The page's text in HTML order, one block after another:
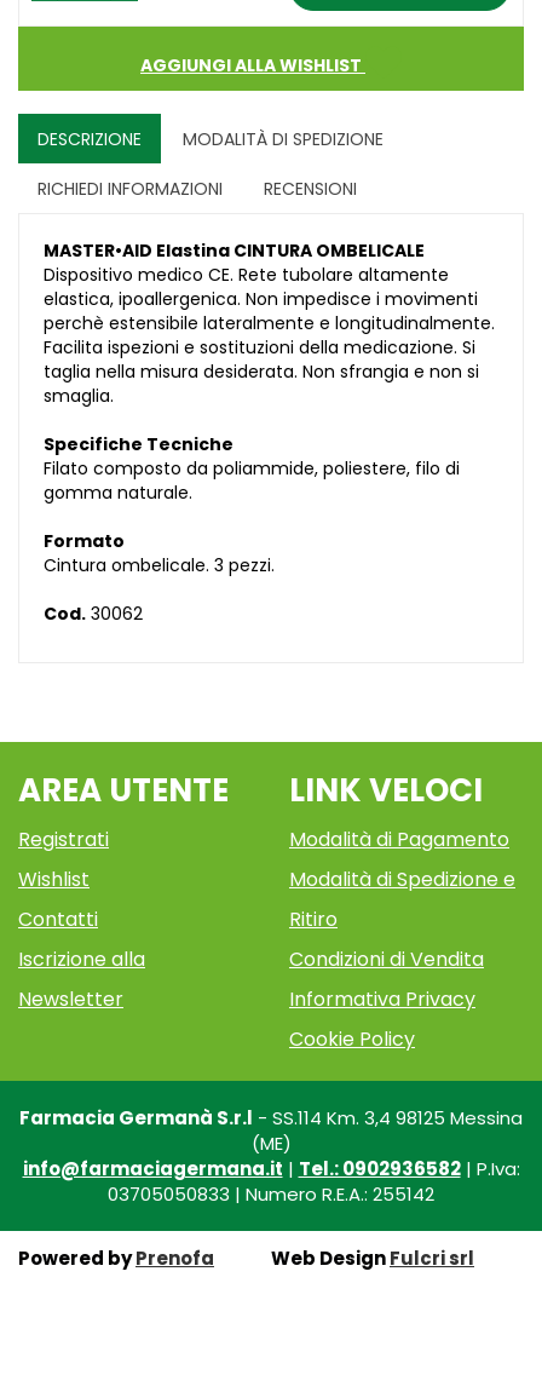
AGGIUNGI ALLA WISHLIST
DESCRIZIONE MODALITÀ DI SPEDIZIONE
RICHIEDI INFORMAZIONI RECENSIONI
MASTER•AID Elastina CINTURA OMBELICALE
Dispositivo medico CE. Rete tubolare altamente
elastica, ipoallergenica. Non impedisce i movimenti
perchè estensibile lateralmente e longitudinalmente.
Facilita ispezioni e sostituzioni della medicazione. Si
taglia nella misura desiderata. Non sfrangia e non si
smaglia.
Specifiche Tecniche
Filato composto da poliammide, poliestere, filo di
gomma naturale.
Formato
Cintura ombelicale. 3 pezzi.
Cod. 30062
AREA UTENTE
Registrati
Wishlist
Contatti
Iscrizione alla
Newsletter
LINK VELOCI
Modalità di Pagamento
Modalità di Spedizione e
Ritiro
Condizioni di Vendita
Informativa Privacy
Cookie Policy
Farmacia Germanà S.r.l - SS.114 Km. 3,4 98125 Messina
(ME)
info@farmaciagermana.it | Tel.: 0902936582| P.Iva:
03705050833 | Numero R.E.A.: 255142
Powered byPrenofa Web DesignFulcri srl